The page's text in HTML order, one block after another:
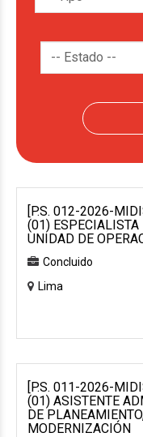
[P.S. 012-2026-
(01)
UNIDAD DE
Concluido
Lima
[P.S. 011-2026-
(01) ASISTENTE
DE
MODERNIZACIÓN